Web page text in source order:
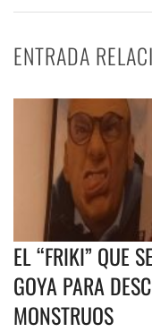
ENTRADA
EL “FRIKI” QUE
GOYA PARA
MONSTRUOS